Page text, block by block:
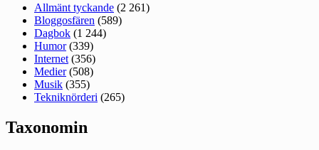
Allmänt tyckande (2 261)
Bloggosfären (589)
Dagbok (1 244)
Humor(339)
Internet (356)
Medier(508)
Musik (355)
Tekniknörderi (265)
Taxonomin